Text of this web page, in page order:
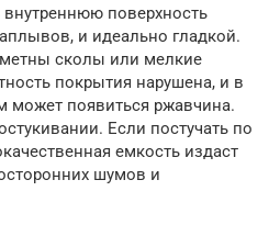
поверхность
и идеально гладкой.
сколы или мелкие
покрытия нарушена, и в
может появиться ржавчина.
Если постучать по
емкость издаст
шумов и